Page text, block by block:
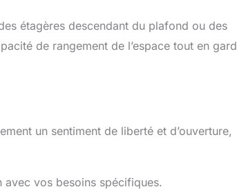
étagères descendant du plafond ou des
de rangement de l’espace tout en
un sentiment de liberté et d’ouverture,
avec vos besoins spécifiques.